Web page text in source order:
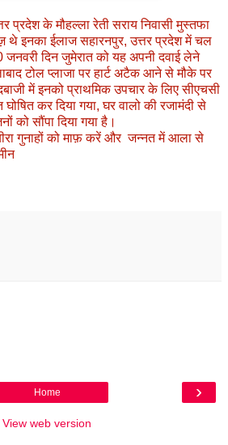
प्रदेश के मौहल्ला रेती सराय निवासी मुस्तफा
थे इनका ईलाज सहारनपुर, उत्तर प्रदेश में चल
दिन जुमेरात को यह अपनी दवाई लेने
टोल प्लाजा पर हार्ट अटैक आने से मौके पर
में इनको प्राथमिक उपचार के लिए सीएचसी
कर दिया गया, घर वालो की रजामंदी से
को सौंपा दिया गया है।
गुनाहों को माफ़ करें और जन्नत में आला से
›
Home
View web version